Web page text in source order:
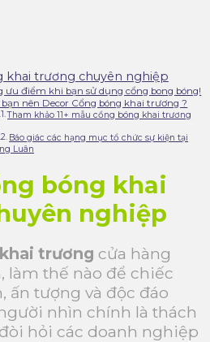
khai trương chuyên nghiệp
ưu điểm khi bạn sử dụng cổng bong bóng!
bạn nên Decor Cổng bóng khai trương ?
Tham khảo 11+ mẫu cổng bóng khai trương
Báo giác các hạng mục tổ chức sự kiện tại
Luân
bóng khai
nghiệp
khai trương cửa hàng
làm thế nào để chiếc
ấn tượng và độc đáo
nhìn chính là thách
hỏi các doanh nghiệp